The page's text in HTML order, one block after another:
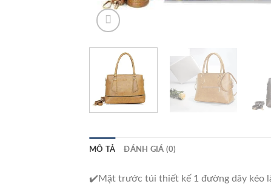
MÔ TẢ ĐÁNH GIÁ (0)
✔️Mặt trước túi thiết kế 1 đường dây kéo